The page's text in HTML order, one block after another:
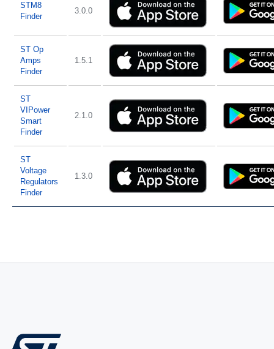
STM8
Finder
3.0.0
ST Op
Amps
Finder
1.5.1
ST
VIPower
Smart
Finder
2.1.0
ST
Voltage
Regulators
Finder
1.3.0